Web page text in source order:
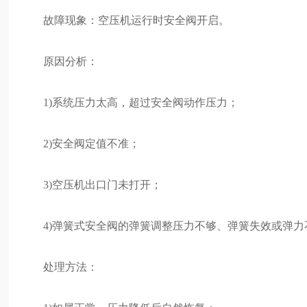
故障现象：空压机运行时安全阀开启。
原因分析：
1)系统压力太高，超过安全阀动作压力；
2)安全阀定值不准；
3)空压机出口门未打开；
4)弹簧式安全阀的弹簧调整压力不够、弹簧失效或弹
处理方法：